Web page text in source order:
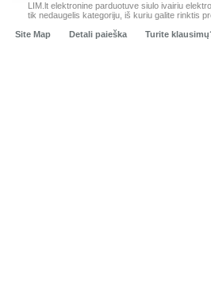
LIM.lt elektronine parduotuve siulo ivairiu
tik nedaugelis kategoriju, iš kuriu galite rinktis
Site Map
Detali paieška Turite